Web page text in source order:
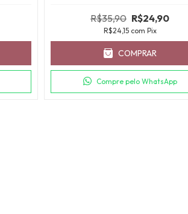
R$35,90 R$24,90
R$24,15 com Pix
COMPRAR
Compre pelo WhatsApp